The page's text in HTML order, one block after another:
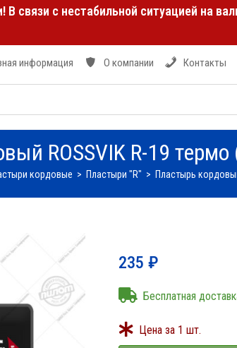
В связи с нестабильной ситуацией на
информация О компании Контакты
ROSSVIK R-19
кордовые > Пластыри "R" > Пластырь
235₽
Бесплатная
Цена за 1 шт.